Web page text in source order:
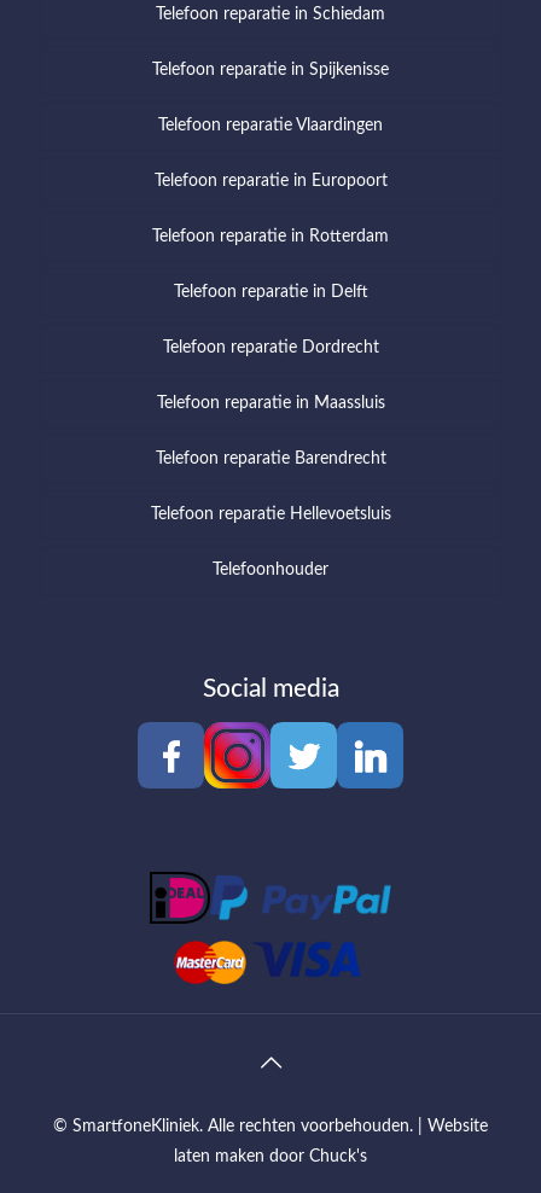
Telefoon reparatie in Schiedam
Telefoon reparatie in Spijkenisse
Telefoon reparatie Vlaardingen
Telefoon reparatie in Europoort
Telefoon reparatie in Rotterdam
Telefoon reparatie in Delft
Telefoon reparatie Dordrecht
Telefoon reparatie in Maassluis
Telefoon reparatie Barendrecht
Telefoon reparatie Hellevoetsluis
Telefoonhouder
Social media
© SmartfoneKliniek. Alle rechten voorbehouden. | Website
laten maken door Chuck's